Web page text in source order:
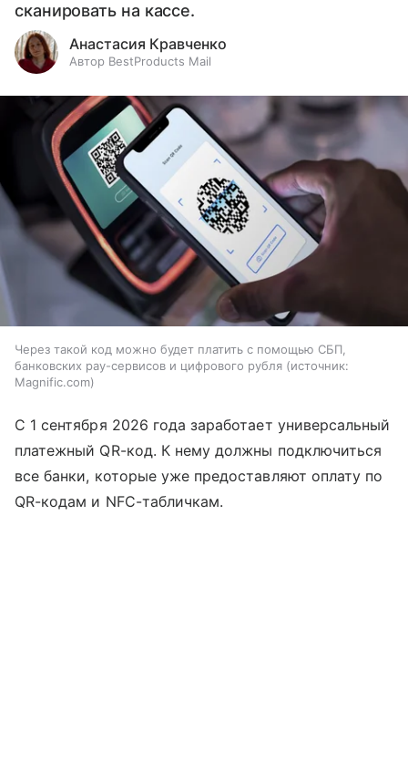
сканировать на кассе.
Анастасия Кравченко
Автор BestProducts Mail
Через такой код можно будет платить с помощью СБП,
банковских pay-сервисов и цифрового рубля
источник:
Magnific.com
С 1 сентября 2026 года заработает универсальный
платежный QR-код. К нему должны подключиться
все банки, которые уже предоставляют оплату по
QR-кодам и NFC-табличкам.